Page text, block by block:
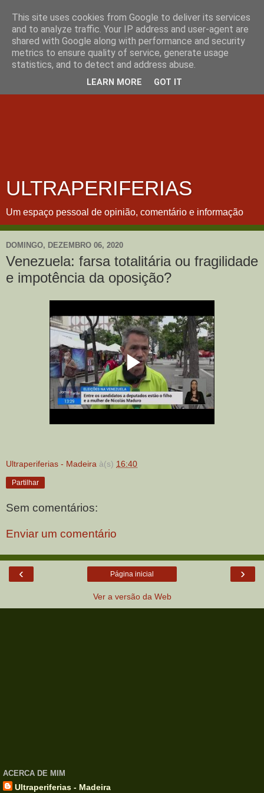
ULTRAPERIFERIAS
Um espaço pessoal de opinião, comentário e informação
DOMINGO, DEZEMBRO 06, 2020
Venezuela: farsa totalitária ou fragilidade
e impotência da oposição?
Ultraperiferias - Madeira à(s) 16:40
Partilhar
Sem comentários:
Enviar um comentário
‹ ›
Página inicial
Ver a versão da Web
ACERCA DE MIM
Ultraperiferias - Madeira
This site uses cookies from Google to deliver its services
and to analyze traffic. Your IP address and user-agent are
shared with Google along with performance and security
metrics to ensure quality of service, generate usage
statistics, and to detect and address abuse.
LEARN MORE GOT IT